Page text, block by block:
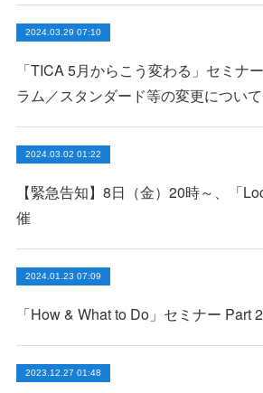
2024.03.29 07:10
「TICA 5月からこう変わる」セミナ
ラム／スタンダード等の変更につい
2024.03.02 01:22
【緊急告知】8日（金）20時～、「
催
2024.01.23 07:09
「How & What to Do」セミナー Part
2023.12.27 01:48